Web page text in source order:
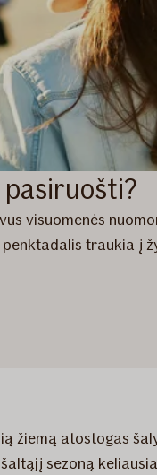
visuomenės
traukia į
žiemą atostogas
sezoną